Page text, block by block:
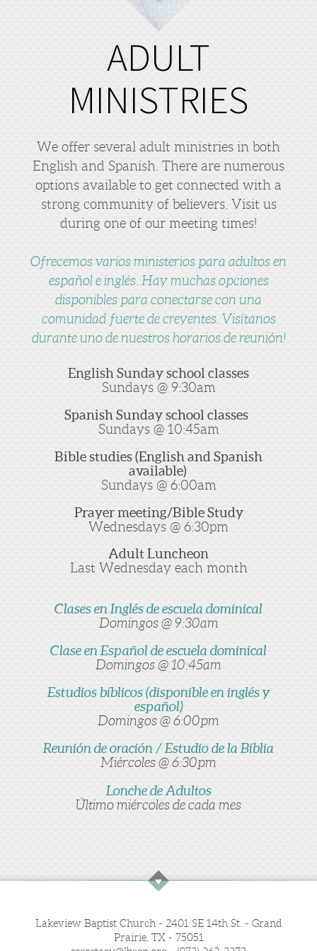
ADULT
MINISTRIES
We offer several adult ministries in both
English and Spanish. There are numerous
options available to get connected with a
strong community of believers. Visit us
during one of our meeting times!
Ofrecemos varios ministerios para adultos en
español e inglés. Hay muchas opciones
disponibles para conectarse con una
comunidad fuerte de creyentes. Visítanos
durante uno de nuestros horarios de reunión!
English Sunday school classes
Sundays @ 9:30am
Spanish Sunday school classes
Sundays @ 10:45am
Bible studies (English and Spanish
available)
Sundays @ 6:00am
Prayer meeting/Bible Study
Wednesdays @ 6:30pm
Adult Luncheon
Last Wednesday each month
Clases en Inglés de escuela dominical
Domingos @ 9:30am
Clase en Español de escuela dominical
Domingos @ 10:45am
Estudios bíblicos (disponible en inglés y
español)
Domingos @ 6:00pm
Reunión de oración / Estudio de la Biblia
Miércoles @ 6:30pm
Lonche de Adultos
Último miércoles de cada mes
Lakeview Baptist Church - 2401 SE 14th St. - Grand
Prairie, TX - 75051